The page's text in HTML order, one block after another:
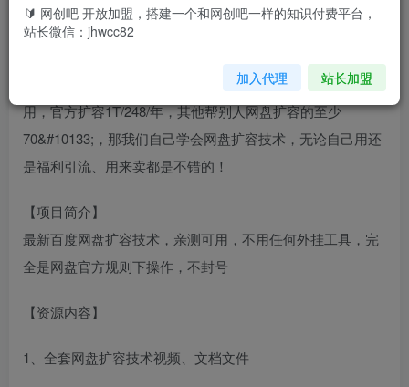
包含整个扩容教程、扩容文件！！教程里面都有！！请先看
教程！
随着信息资源愈发丰富，最主流的百度网盘容量时常不够
用，官方扩容1T/248/年，其他帮别人网盘扩容的至少
70&#10133;，那我们自己学会网盘扩容技术，无论自己用还
是福利引流、用来卖都是不错的！
【项目简介】
最新百度网盘扩容技术，亲测可用，不用任何外挂工具，完
全是网盘官方规则下操作，不封号
【资源内容】
1、全套网盘扩容技术视频、文档文件
🔰 网创吧 开放加盟，搭建一个和网创吧一样的知识付费平台，
站长微信：jhwcc82
加入代理 站长加盟